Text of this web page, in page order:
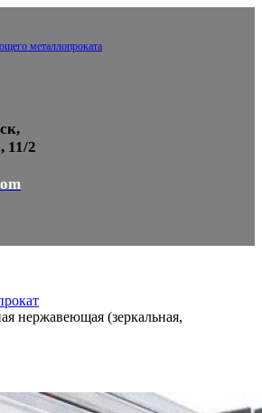
металлопроката
11/2
нержавеющая (зеркальная,